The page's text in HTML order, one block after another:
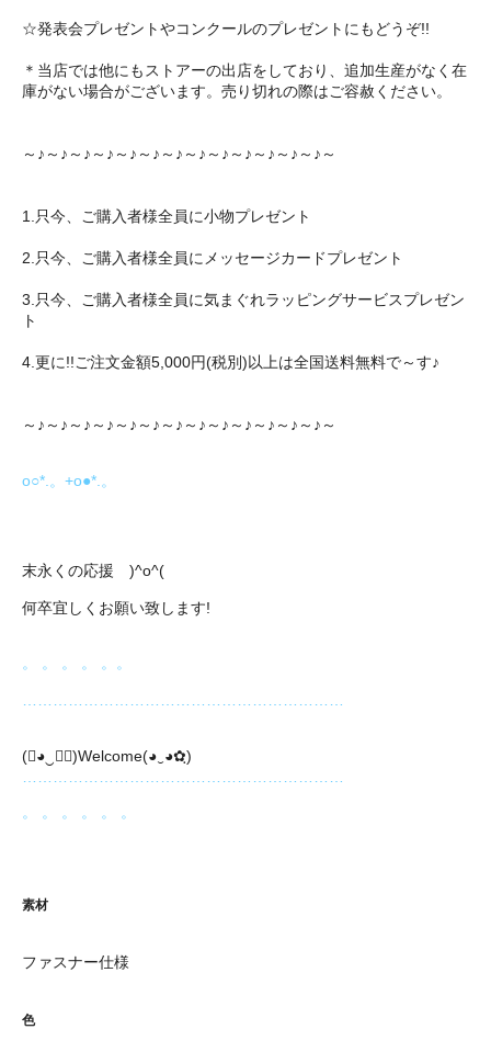
☆発表会プレゼントやコンクールのプレゼントにもどうぞ!!
＊当店では他にもストアーの出店をしており、追加生産がなく在
庫がない場合がございます。売り切れの際はご容赦ください。
～♪～♪～♪～♪～♪～♪～♪～♪～♪～♪～♪～♪～♪～
1.只今、ご購入者様全員に小物プレゼント
2.只今、ご購入者様全員にメッセージカードプレゼント
3.只今、ご購入者様全員に気まぐれラッピングサービスプレゼン
ト
4.更に!!ご注文金額5,000円(税別)以上は全国送料無料で～す♪
～♪～♪～♪～♪～♪～♪～♪～♪～♪～♪～♪～♪～♪～
o○*.。+o●*.。
末永くの応援 )^o^(
何卒宜しくお願い致します!
。 。 。 。 。。
………………………………………………………
(❀◕‿◕ฺ)Welcome(◕‿◕✿ฺ)
………………………………………………………
。 。 。 。 。 。
素材
ファスナー仕様
色